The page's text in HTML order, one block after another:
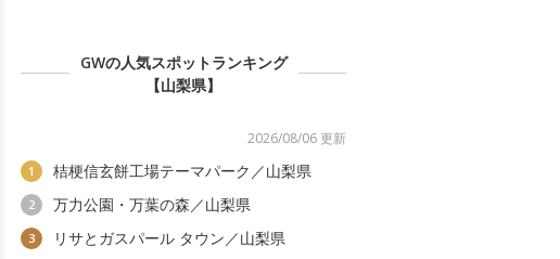
GWの人気スポットランキング
【山梨県】
2026/08/06 更新
1 桔梗信玄餅工場テーマパーク／山梨県
2 万力公園・万葉の森／山梨県
3 リサとガスパール タウン／山梨県